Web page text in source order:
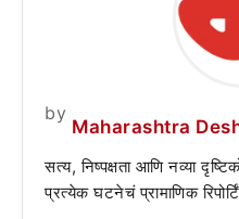
by
Maharashtra
सत्य, निष्पक्षता आणि नव्या
प्रत्येक घटनेचं प्रामाणिक